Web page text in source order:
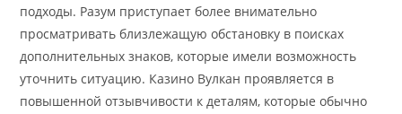
подходы. Разум приступает более внимательно
просматривать близлежащую обстановку в поисках
дополнительных знаков, которые имели возможность
уточнить ситуацию. Казино Вулкан проявляется в
повышенной отзывчивости к деталям, которые обычно